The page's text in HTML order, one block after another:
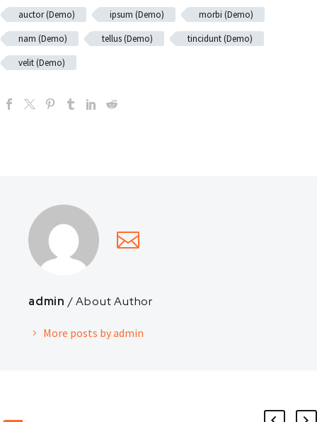
auctor (Demo)
ipsum (Demo)
morbi (Demo)
nam (Demo)
tellus (Demo)
tincidunt (Demo)
velit (Demo)
admin / About Author
More posts by admin